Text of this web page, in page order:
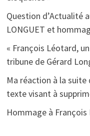
Question d’Actualité
LONGUET et
« François Léotard,
tribune de Gérard
Ma réaction à la suite
texte visant à
Hommage à François